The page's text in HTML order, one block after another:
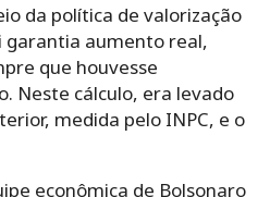
da política de valorização
garantia aumento real,
que houvesse
Neste cálculo, era levado
medida pelo INPC, e o
econômica de Bolsonaro